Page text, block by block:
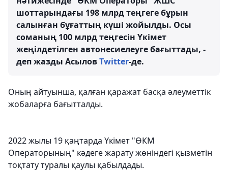
шоттарындағы 198 млрд теңгеге бұрын
салынған бұғаттың күші жойылды. Осы
соманың 100 млрд теңгесін Үкімет
жеңілдетілген автонесиелеуге бағыттады, -
деп жазды АсыловTwitter-де.
Оның айтуынша, қалған қаражат басқа әлеуметтік
жобаларға бағытталды.
2022 жылы 19 қаңтарда Үкімет "ӨКМ
Операторының" кәдеге жарату жөніндегі қызметін
тоқтату туралы қаулы қабылдады.